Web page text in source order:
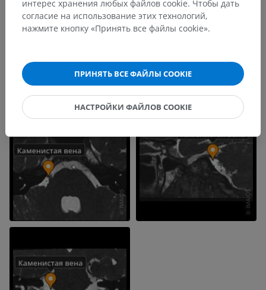
интерес хранения любых файлов cookie. Чтобы дать
согласие на использование этих технологий,
нажмите кнопку «Принять все файлы cookie».
ПРИНЯТЬ ВСЕ ФАЙЛЫ COOKIE
НАСТРОЙКИ ФАЙЛОВ COOKIE